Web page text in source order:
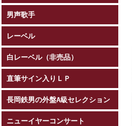
男声歌手
レーベル
白レーベル（非売品）
直筆サイン入りＬＰ
長岡鉄男の外盤A級セレクション
ニューイヤーコンサート